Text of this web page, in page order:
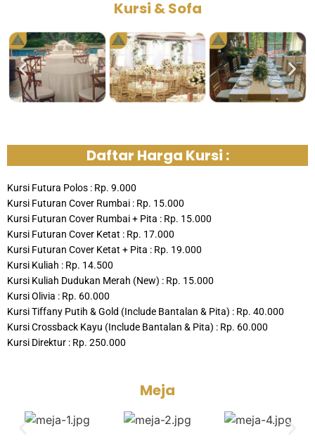
Kursi & Sofa
Daftar Harga Kursi :
Kursi Futura Polos : Rp. 9.000
Kursi Futuran Cover Rumbai : Rp. 15.000
Kursi Futuran Cover Rumbai + Pita : Rp. 15.000
Kursi Futuran Cover Ketat : Rp. 17.000
Kursi Futuran Cover Ketat + Pita : Rp. 19.000
Kursi Kuliah : Rp. 14.500
Kursi Kuliah Dudukan Merah (New) : Rp. 15.000
Kursi Olivia : Rp. 60.000
Kursi Tiffany Putih & Gold (Include Bantalan & Pita) : Rp. 40.000
Kursi Crossback Kayu (Include Bantalan & Pita) : Rp. 60.000
Kursi Direktur : Rp. 250.000
Meja